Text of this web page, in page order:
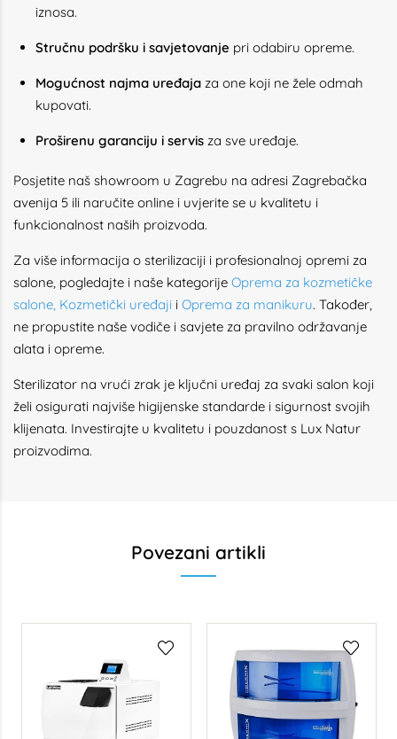
iznosa.
Stručnu podršku i savjetovanje pri odabiru opreme.
Mogućnost najma uređaja za one koji ne žele odmah
kupovati.
Proširenu garanciju i servis za sve uređaje.
Posjetite naš showroom u Zagrebu na adresi Zagrebačka
avenija 5 ili naručite online i uvjerite se u kvalitetu i
funkcionalnost naših proizvoda.
Za više informacija o sterilizaciji i profesionalnoj opremi za
salone, pogledajte i naše kategorije Oprema za kozmetičke
salone, Kozmetički uređaji i Oprema za manikuru. Također,
ne propustite naše vodiče i savjete za pravilno održavanje
alata i opreme.
Sterilizator na vrući zrak je ključni uređaj za svaki salon koji
želi osigurati najviše higijenske standarde i sigurnost svojih
klijenata. Investirajte u kvalitetu i pouzdanost s Lux Natur
proizvodima.
Povezani artikli